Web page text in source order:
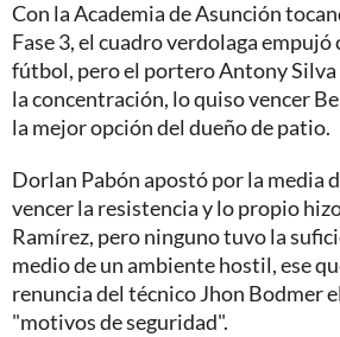
Con la Academia de Asunción
Fase 3, el cuadro verdolaga empujó
fútbol, pero el portero Antony
la concentración, lo quiso vencer
la mejor opción del dueño de patio.
Dorlan Pabón apostó por la media
vencer la resistencia y lo propio
Ramírez, pero ninguno tuvo la
medio de un ambiente hostil, ese
renuncia del técnico Jhon Bodmer
"motivos de seguridad".